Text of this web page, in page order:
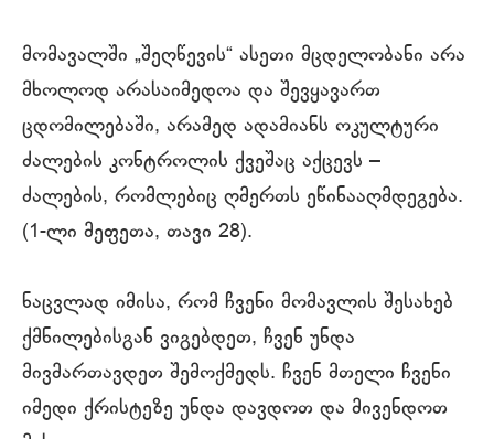
მომავალში „შეღწევის“ ასეთი მცდელობანი არა
მხოლოდ არასაიმედოა და შევყავართ
ცდომილებაში, არამედ ადამიანს ოკულტური
ძალების კონტროლის ქვეშაც აქცევს –
ძალების, რომლებიც ღმერთს ეწინააღმდეგება.
(1-ლი მეფეთა, თავი 28).
ნაცვლად იმისა, რომ ჩვენი მომავლის შესახებ
ქმნილებისგან ვიგებდეთ, ჩვენ უნდა
მივმართავდეთ შემოქმედს. ჩვენ მთელი ჩვენი
იმედი ქრისტეზე უნდა დავდოთ და მივენდოთ